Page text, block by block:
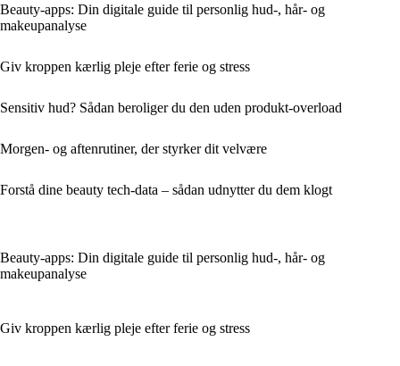
Beauty-apps: Din digitale guide til personlig hud-, hår- og
makeupanalyse
Giv kroppen kærlig pleje efter ferie og stress
Sensitiv hud? Sådan beroliger du den uden produkt-overload
Morgen- og aftenrutiner, der styrker dit velvære
Forstå dine beauty tech-data – sådan udnytter du dem klogt
Beauty-apps: Din digitale guide til personlig hud-, hår- og
makeupanalyse
Giv kroppen kærlig pleje efter ferie og stress